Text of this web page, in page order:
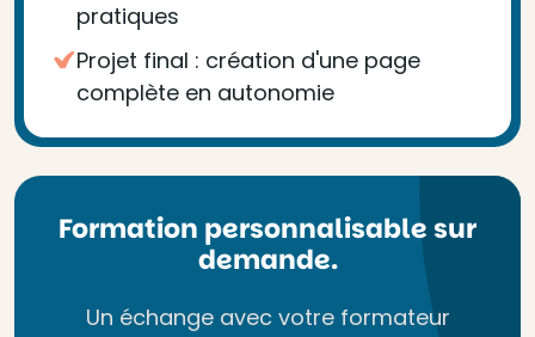
pratiques
Projet final : création d'une page
complète en autonomie
Formation personnalisable sur
demande.
Un échange avec votre formateur